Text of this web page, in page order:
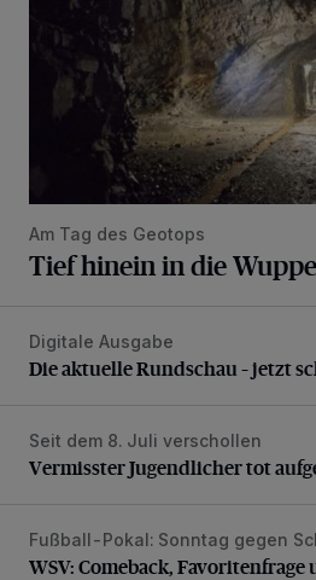
Am Tag des Geotops
Tief hinein in die
Die aktuelle Rundschau – jetzt
Digitale Ausgabe
Die aktuelle Rundschau – jetzt
Vermisster Jugendlicher tot
Seit dem 8. Juli verschollen
Vermisster Jugendlicher tot
WSV: Comeback,
Fußball-Pokal: Sonntag gegen
WSV: Comeback,